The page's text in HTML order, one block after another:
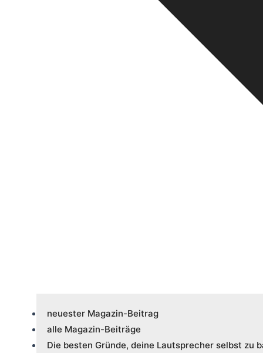
neuester Magazin-Beitrag
alle Magazin-Beiträge
Die besten Gründe, deine Lautsprecher selbst zu